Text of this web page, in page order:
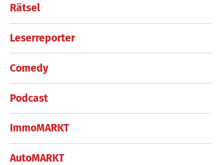
Rätsel
Leserreporter
Comedy
Podcast
ImmoMARKT
AutoMARKT